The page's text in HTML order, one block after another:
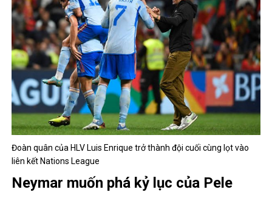
Đoàn quân của HLV Luis Enrique trở thành đội cuối cùng lọt vào
liên kết Nations League
Neymar muốn phá kỷ lục của Pele